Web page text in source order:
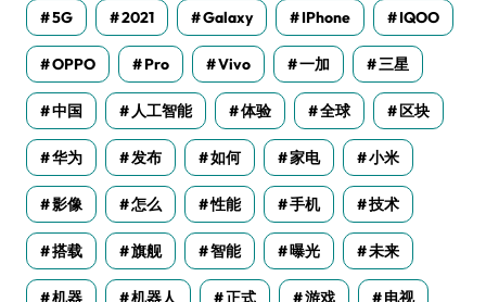
5G 2021 Galaxy IPhone IQOO
OPPO Pro Vivo 一加 三星
中国 人工智能 体验 全球 区块
华为 发布 如何 家电 小米
影像 怎么 性能 手机 技术
搭载 旗舰 智能 曝光 未来
机器 机器人 正式 游戏 电视